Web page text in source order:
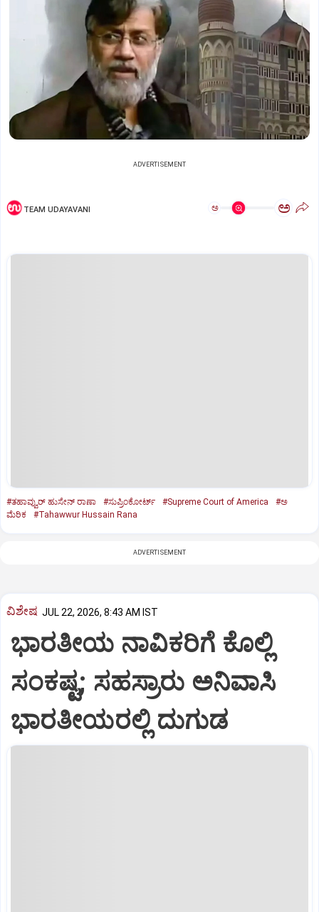
ADVERTISEMENT
TEAM UDAYAVANI ಅ ಅ
#ತಹಾವ್ವುರ್‌ ಹುಸೇನ್‌ ರಾಣಾ #ಸುಪ್ರಿಂ­ಕೋರ್ಟ್‌ #Supreme Court of America
#ಅ
ಮೆರಿಕ
#Tahawwur Hussain Rana
ADVERTISEMENT
ವಿಶೇಷ JUL 22, 2026, 8:43 AM IST
ಭಾರತೀಯ ನಾವಿಕರಿಗೆ ಕೊಲ್ಲಿ
ಸಂಕಷ್ಟ; ಸಹಸ್ರಾರು ಅನಿವಾಸಿ
ಭಾರತೀಯರಲ್ಲಿ ದುಗುಡ